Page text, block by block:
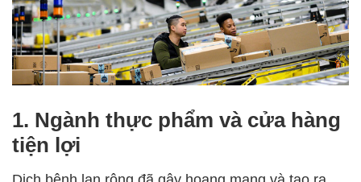
1. Ngành thực phẩm và cửa hàng
tiện lợi